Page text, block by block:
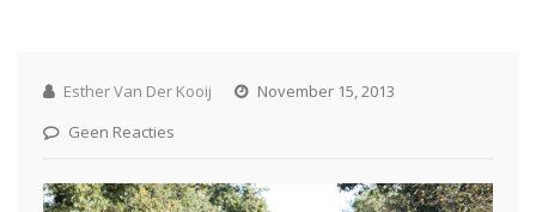
Esther Van Der Kooij
November 15, 2013
Geen Reacties